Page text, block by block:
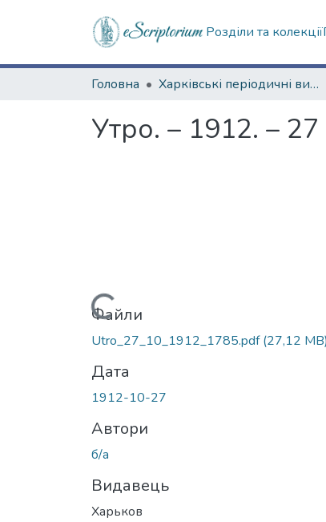
Розділи та колекції
Головна Харківські періодичні видання
Утро. – 1912. –
Вантажиться...
Файли
Utro_27_10_1912_1785.pdf(27,12 MB)
Дата
1912-10-27
Автори
б/а
Видавець
Харьков